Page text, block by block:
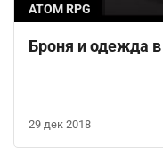
ATOM RPG
Броня и одежда
29 дек 2018